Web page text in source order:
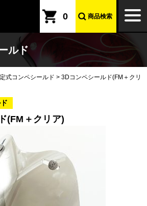
0 商品検索
ルド
式コンペシールド > 3Dコンペシールド(FM＋クリ
(FM＋クリア)